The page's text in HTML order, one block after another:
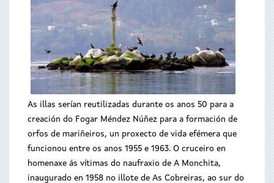
As illas serían reutilizadas durante os anos 50 para a
creación do Fogar Méndez Núñez para a formación de
orfos de mariñeiros, un proxecto de vida efémera que
funcionou entre os anos 1955 e 1963. O cruceiro en
homenaxe ás vítimas do naufraxio de A Monchita,
inaugurado en 1958 no illote de As Cobreiras, ao sur do